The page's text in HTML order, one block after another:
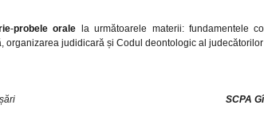
-probele orale la următoarele materii: fundamentele
organizarea judidicară și Codul deontologic al
SCPA